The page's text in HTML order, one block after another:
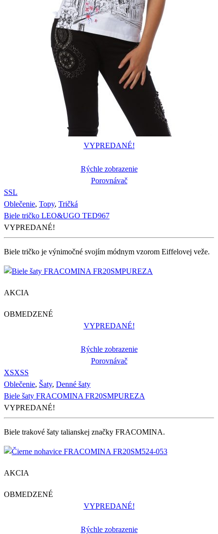
VYPREDANÉ!
Rýchle zobrazenie
Porovnávač
SSL
Oblečenie, Topy, Tričká
Biele tričko LEO&UGO TED967
VYPREDANÉ!
Biele tričko je výnimočné svojím módnym vzorom Eiffelovej veže.
AKCIA
OBMEDZENÉ
VYPREDANÉ!
Rýchle zobrazenie
Porovnávač
XSXSS
Oblečenie, Šaty, Denné šaty
Biele šaty FRACOMINA FR20SMPUREZA
VYPREDANÉ!
Biele trakové šaty talianskej značky FRACOMINA.
AKCIA
OBMEDZENÉ
VYPREDANÉ!
Rýchle zobrazenie